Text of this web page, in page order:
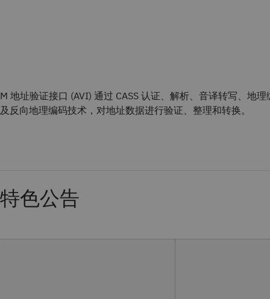
地址验证接口 (AVI) 通过 CASS 认证、解析、音译转写、地理
反向地理编码技术，对地址数据进行验证、整理和转换。
特色公告